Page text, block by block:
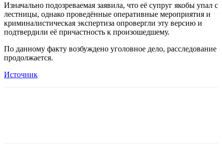
Изначально подозреваемая заявила, что её супруг якобы упал с
лестницы, однако проведённые оперативные мероприятия и
криминалистическая экспертиза опровергли эту версию и
подтвердили её причастность к произошедшему.
По данному факту возбуждено уголовное дело, расследование
продолжается.
Источник